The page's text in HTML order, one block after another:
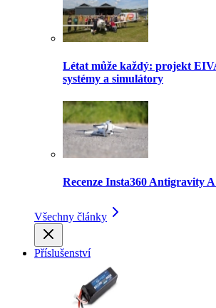
Létat může každý: projekt
systémy a simulátory
Recenze Insta360 Antigravity
Všechny články
Příslušenství